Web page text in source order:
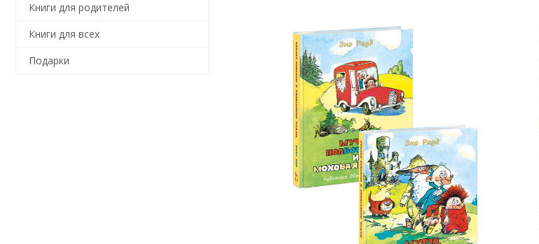
Книги для родителей
Книги для всех
Подарки